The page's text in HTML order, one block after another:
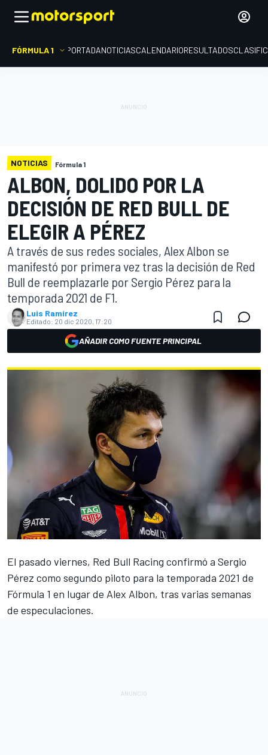
FÓRMULA 1 PORTADANOTICIASCALENDARIORESULTADOS
NOTICIAS Fórmula 1
ALBON, DOLIDO POR LA
DECISIÓN DE RED BULL DE
ELEGIR A PÉREZ
A través de sus redes sociales, Alex Albon se
manifestó por primera vez tras la decisión de Red
Bull de reemplazarle por Sergio Pérez para la
temporada 2021 de F1.
Luis Ramírez
Editado: 20 dic 2020, 17:20
AÑADIR COMO FUENTE PRINCIPAL
El pasado viernes, Red Bull Racing confirmó a Sergio
Pérez como segundo piloto para la temporada 2021 de
Fórmula 1 en lugar de Alex Albon, tras varias semanas
de especulaciones.